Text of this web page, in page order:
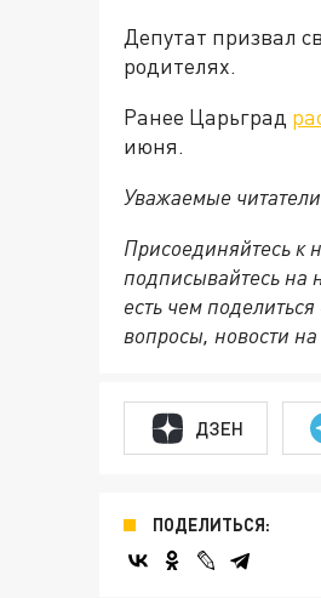
Депутат призвал
родителях.
Ранее Царьград
июня.
Уважаемые
Присоединяйтесь к
подписывайтесь на
есть чем
вопросы, новости
ДЗЕН
ПОДЕЛИТЬСЯ: